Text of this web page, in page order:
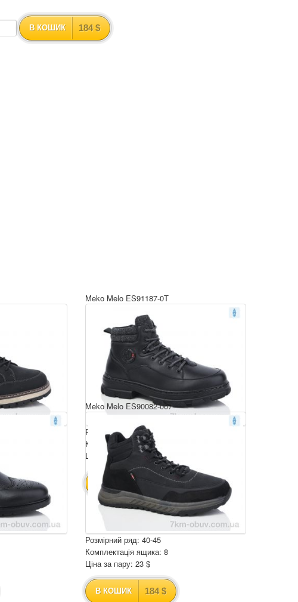
В КОШИК 184 $
Meko Melo ES91187-0T
Розмірний ряд: 40-45
Комплектація ящика: 8
Ціна за пару: 23 $
В КОШИК 184 $
Meko Melo ES90082-007
Розмірний ряд: 40-45
Комплектація ящика: 8
Ціна за пару: 23 $
В КОШИК 184 $